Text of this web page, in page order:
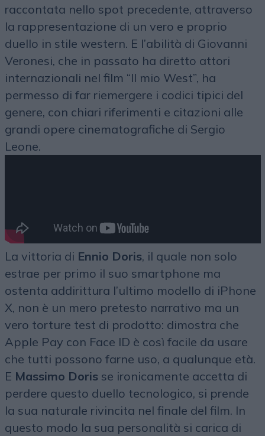
raccontata nello spot precedente, attraverso
la rappresentazione di un vero e proprio
duello in stile western. E l’abilità di Giovanni
Veronesi, che in passato ha diretto attori
internazionali nel film “Il mio West”, ha
permesso di far riemergere i codici tipici del
genere, con chiari riferimenti e citazioni alle
grandi opere cinematografiche di Sergio
Leone.
La vittoria di Ennio Doris, il quale non solo
estrae per primo il suo smartphone ma
ostenta addirittura l’ultimo modello di iPhone
X, non è un mero pretesto narrativo ma un
vero torture test di prodotto: dimostra che
Apple Pay con Face ID è così facile da usare
che tutti possono farne uso, a qualunque età.
E Massimo Dorisse ironicamente accetta di
perdere questo duello tecnologico, si prende
la sua naturale rivincita nel finale del film. In
questo modo la sua personalità si carica di